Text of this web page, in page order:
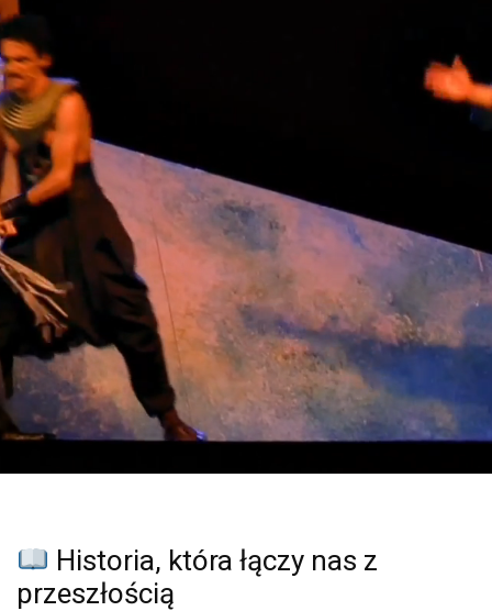
Historia, która łączy nas z
przeszłością